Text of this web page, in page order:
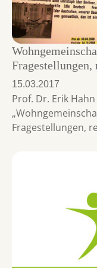
Fragestellungen,
15.03.2017
Prof. Dr. Erik
Fragestellungen,